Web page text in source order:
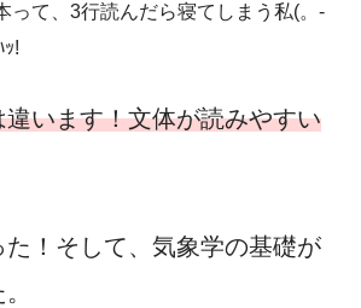
って、3行読んだら寝てしまう私(。-
!
違います！文体が読みやすい
！そして、気象学の基礎が